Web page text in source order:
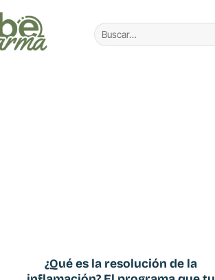
Buscar
por:
¿Qué es la resolución de la